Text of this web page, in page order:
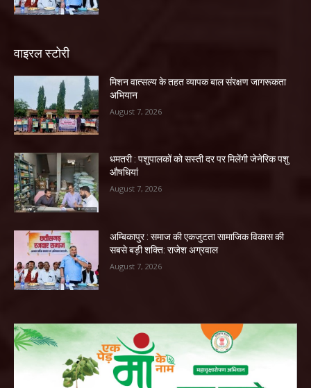
वाइरल स्टोरी
मिशन वात्सल्य के तहत व्यापक बाल संरक्षण जागरूकता
अभियान
August 7, 2026
धमतरी : पशुपालकों को सस्ती दर पर मिलेंगी जेनेरिक पशु
औषधियां
August 7, 2026
अम्बिकापुर : समाज की एकजुटता सामाजिक विकास की
सबसे बड़ी शक्ति: राजेश अग्रवाल
August 7, 2026